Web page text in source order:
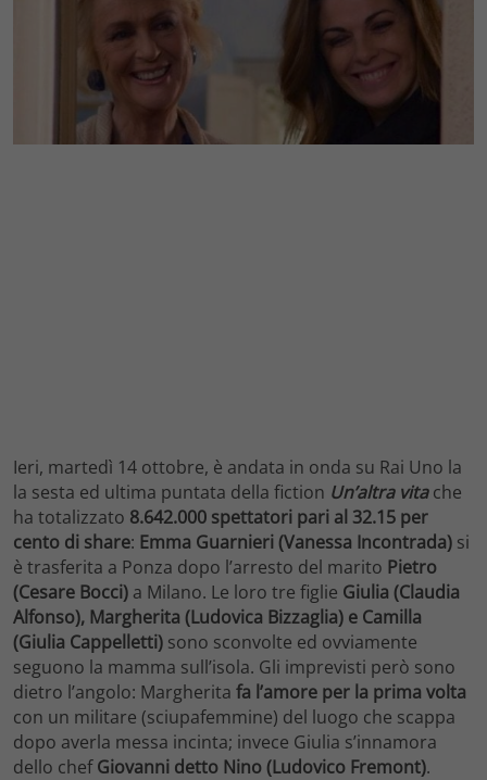
Ieri, martedì 14 ottobre, è andata in onda su Rai Uno la
la sesta ed ultima puntata della fiction Un’altra vitache
ha totalizzato 8.642.000 spettatori pari al 32.15 per
cento di share: Emma Guarnieri (Vanessa Incontrada) si
è trasferita a Ponza dopo l’arresto del marito Pietro
(Cesare Bocci) a Milano. Le loro tre figlie Giulia (Claudia
Alfonso), Margherita (Ludovica Bizzaglia) e Camilla
(Giulia Cappelletti) sono sconvolte ed ovviamente
seguono la mamma sull’isola. Gli imprevisti però sono
dietro l’angolo: Margherita fa l’amore per la prima volta
con un militare (sciupafemmine) del luogo che scappa
dopo averla messa incinta; invece Giulia s’innamora
dello chefGiovanni detto Nino (Ludovico Fremont).